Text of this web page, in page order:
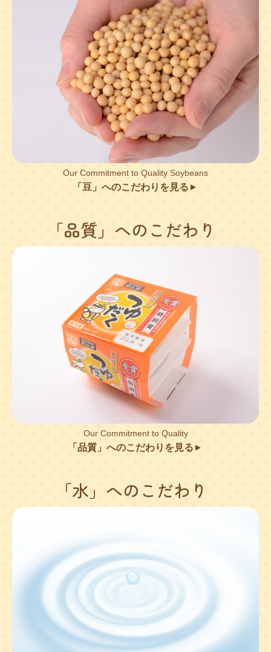
Our Commitment to Quality Soybeans
「豆」へのこだわりを見る ▲
「品質」へのこだわり
Our Commitment to Quality
「品質」へのこだわりを見る ▲
「水」へのこだわり